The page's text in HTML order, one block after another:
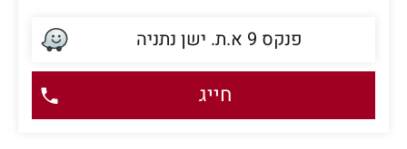
פנקס 9 א.ת. ישן נתניה
חייג